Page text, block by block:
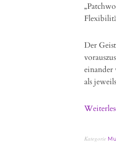
Der
einander
als
Kategorie